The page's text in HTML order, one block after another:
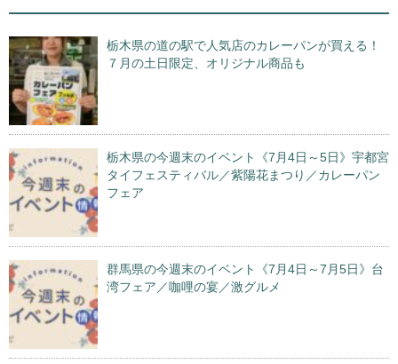
栃木県の道の駅で人気店のカレーパンが買える！
７月の土日限定、オリジナル商品も
栃木県の今週末のイベント《7月4日～5日》宇都宮
タイフェスティバル／紫陽花まつり／カレーパン
フェア
群馬県の今週末のイベント《7月4日～7月5日》台
湾フェア／咖哩の宴／激グルメ